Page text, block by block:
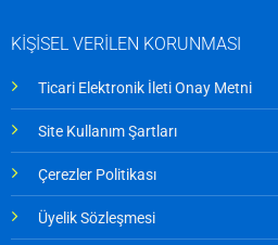
KİŞİSEL VERİLEN KORUNMASI
Ticari Elektronik İleti Onay Metni
Site Kullanım Şartları
Çerezler Politikası
Üyelik Sözleşmesi